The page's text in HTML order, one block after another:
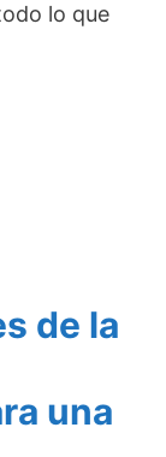
lo que
de la
una